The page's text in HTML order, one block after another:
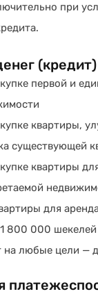
при
первой и
квартиры,
существующей
квартиры
для
800 000 шекелей
на любые цели —